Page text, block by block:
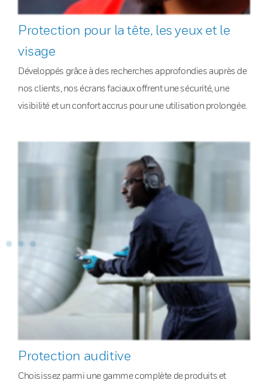
Protection pour la tête, les yeux et le
visage
Développés grâce à des recherches approfondies auprès de
nos clients, nos écrans faciaux offrent une sécurité, une
visibilité et un confort accrus pour une utilisation prolongée.
Protection auditive
Choisissez parmi une gamme complète de produits et